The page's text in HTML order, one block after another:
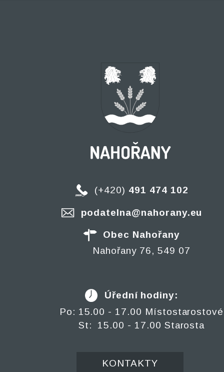
(+420) 491 474 102
podatelna@nahorany.eu
Obec Nahořany
Nahořany 76, 549 07
Úřední hodiny:
Po: 15.00 - 17.00 Místostarostové
St: 15.00 - 17.00 Starosta
KONTAKTY